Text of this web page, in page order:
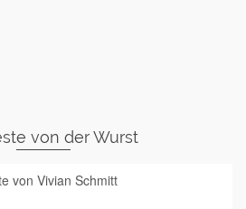
von der Wurst
von Vivian Schmitt